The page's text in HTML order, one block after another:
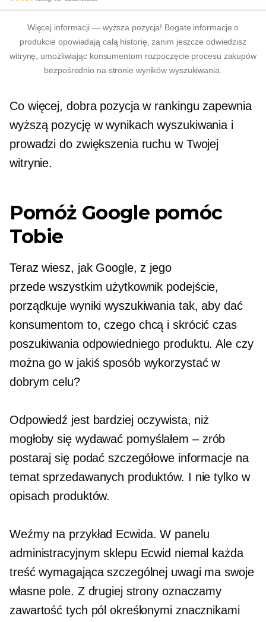
Więcej informacji — wyższa pozycja! Bogate informacje o
produkcie opowiadają całą historię, zanim jeszcze odwiedzisz
witrynę, umożliwiając konsumentom rozpoczęcie procesu zakupów
bezpośrednio na stronie wyników wyszukiwania.
Co więcej, dobra pozycja w rankingu zapewnia
wyższą pozycję w wynikach wyszukiwania i
prowadzi do zwiększenia ruchu w Twojej
witrynie.
Pomóż Google pomóc
Tobie
Teraz wiesz, jak Google, z jego
przede wszystkim użytkownik podejście,
porządkuje wyniki wyszukiwania tak, aby dać
konsumentom to, czego chcą i skrócić czas
poszukiwania odpowiedniego produktu. Ale czy
można go w jakiś sposób wykorzystać w
dobrym celu?
Odpowiedź jest bardziej oczywista, niż
mogłoby się wydawać pomyślałem – zrób
postaraj się podać szczegółowe informacje na
temat sprzedawanych produktów. I nie tylko w
opisach produktów.
Weźmy na przykład Ecwida. W panelu
administracyjnym sklepu Ecwid niemal każda
treść wymagająca szczególnej uwagi ma swoje
własne pole. Z drugiej strony oznaczamy
zawartość tych pól określonymi znacznikami